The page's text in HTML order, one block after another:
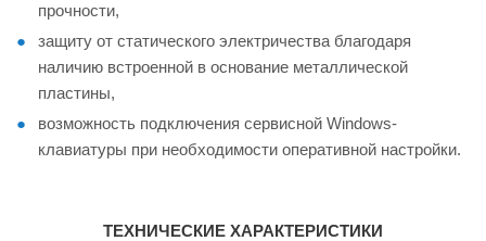
прочности,
защиту от статического электричества благодаря
наличию встроенной в основание металлической
пластины,
возможность подключения сервисной Windows-
клавиатуры при необходимости оперативной настройки.
ТЕХНИЧЕСКИЕ ХАРАКТЕРИСТИКИ